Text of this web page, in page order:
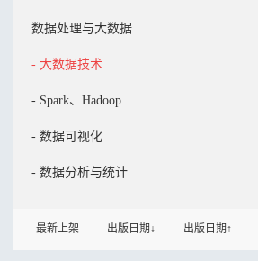
数据处理与大数据
- 大数据技术
- Spark、Hadoop
- 数据可视化
- 数据分析与统计
最新上架 出版日期↓ 出版日期↑